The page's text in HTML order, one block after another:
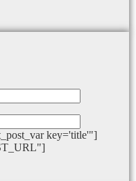
key='title'"]